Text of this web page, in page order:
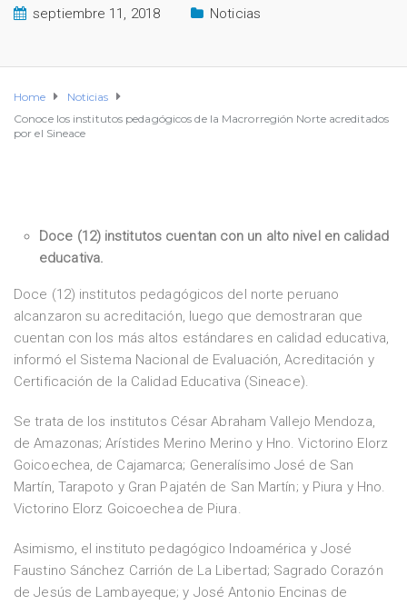
septiembre 11, 2018 Noticias
Home
Noticias
Conoce los institutos pedagógicos de la Macrorregión Norte acreditados
por el Sineace
Doce (12) institutos cuentan con un alto nivel en calidad
educativa.
Doce (12) institutos pedagógicos del norte peruano
alcanzaron su acreditación, luego que demostraran que
cuentan con los más altos estándares en calidad educativa,
informó el Sistema Nacional de Evaluación, Acreditación y
Certificación de la Calidad Educativa (Sineace).
Se trata de los institutos César Abraham Vallejo Mendoza,
de Amazonas; Arístides Merino Merino y Hno. Victorino Elorz
Goicoechea, de Cajamarca; Generalísimo José de San
Martín, Tarapoto y Gran Pajatén de San Martín; y Piura y Hno.
Victorino Elorz Goicoechea de Piura.
Asimismo, el instituto pedagógico Indoamérica y José
Faustino Sánchez Carrión de La Libertad; Sagrado Corazón
de Jesús de Lambayeque; y José Antonio Encinas de